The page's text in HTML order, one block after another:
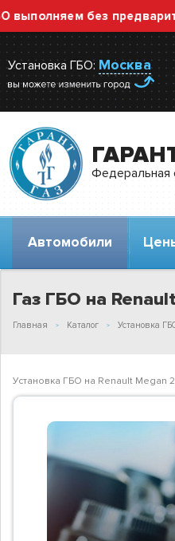
без
Установка ГБО: Москва
Федеральная
Автомобили
Газ ГБО на
Главная Каталог Установка
Установка ГБО на Renault Megan